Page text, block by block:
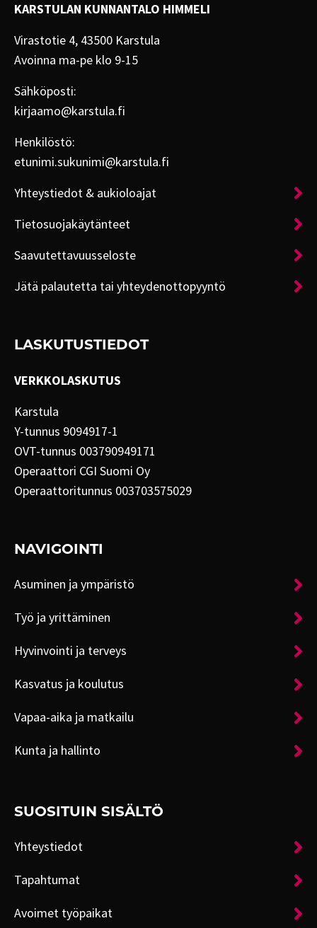
KARSTULAN KUNNANTALO HIMMELI
Virastotie 4, 43500 Karstula
Avoinna ma-pe klo 9-15
Sähköposti:
kirjaamo@karstula.fi
Henkilöstö:
etunimi.sukunimi@karstula.fi
Yhteystiedot & aukioloajat
Tietosuojakäytänteet
Saavutettavuusseloste
Jätä palautetta tai yhteydenottopyyntö
LASKUTUSTIEDOT
VERKKOLASKUTUS
Karstula
Y-tunnus 9094917-1
OVT-tunnus 003790949171
Operaattori CGI Suomi Oy
Operaattoritunnus 003703575029
NAVIGOINTI
Asuminen ja ympäristö
Työ ja yrittäminen
Hyvinvointi ja terveys
Kasvatus ja koulutus
Vapaa-aika ja matkailu
Kunta ja hallinto
SUOSITUIN SISÄLTÖ
Yhteystiedot
Tapahtumat
Avoimet työpaikat